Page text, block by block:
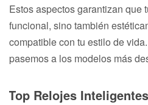
Estos aspectos garantizan que
funcional, sino también
compatible con tu estilo de
pasemos a los modelos más
Top Relojes